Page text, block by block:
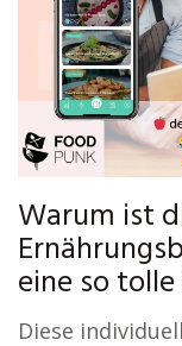
Warum ist
eine so
Diese